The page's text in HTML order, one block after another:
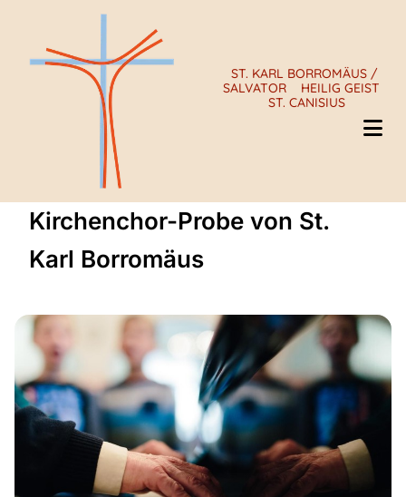
ST. KARL BORROMÄUS /
SALVATOR
HEILIG GEIST
ST. CANISIUS
Kirchenchor-Probe von St.
Karl Borromäus